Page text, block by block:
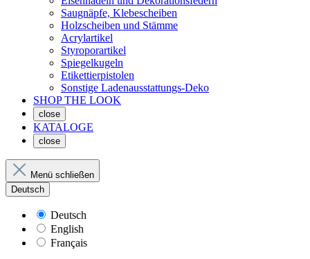
Saugnäpfe, Klebescheiben
Holzscheiben und Stämme
Acrylartikel
Styroporartikel
Spiegelkugeln
Etikettierpistolen
Sonstige Ladenausstattungs-Deko
SHOP THE LOOK
close
KATALOGE
close
Menü schließen
Deutsch
Deutsch
English
Français